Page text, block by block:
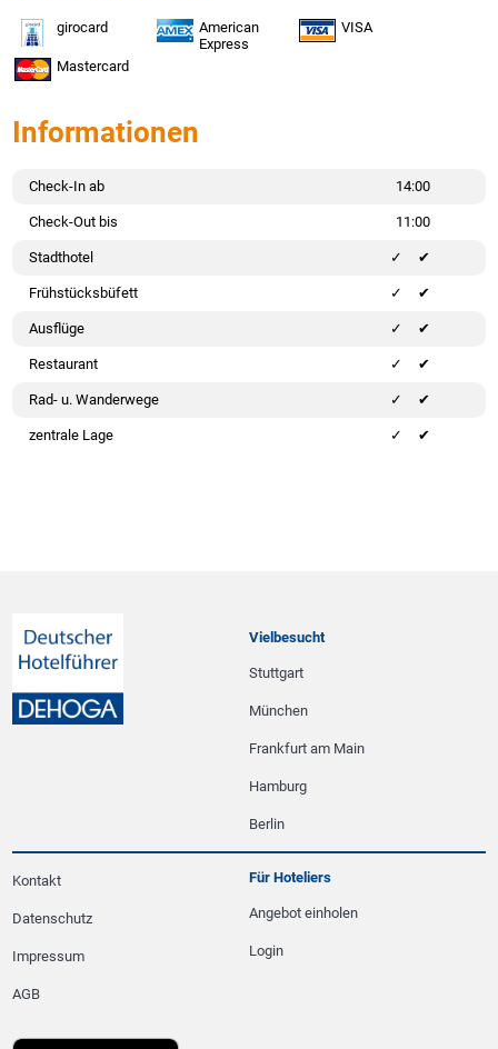
girocard
American
Express
VISA
Mastercard
Informationen
Check-In ab 14:00
Check-Out bis 11:00
Stadthotel ✔
Frühstücksbüfett ✔
Ausflüge ✔
Restaurant ✔
Rad- u. Wanderwege ✔
zentrale Lage ✔
Vielbesucht
Stuttgart
München
Frankfurt am Main
Hamburg
Berlin
Kontakt
Datenschutz
Impressum
AGB
Für Hoteliers
Angebot einholen
Login